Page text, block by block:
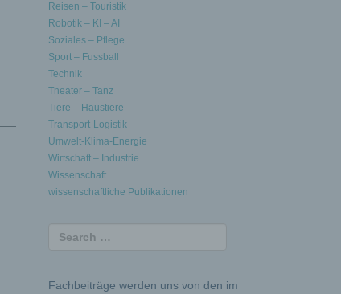
Reisen – Touristik
Robotik – KI – AI
Soziales – Pflege
Sport – Fussball
Technik
Theater – Tanz
Tiere – Haustiere
Transport-Logistik
Umwelt-Klima-Energie
Wirtschaft – Industrie
Wissenschaft
wissenschaftliche Publikationen
Fachbeiträge werden uns von den im